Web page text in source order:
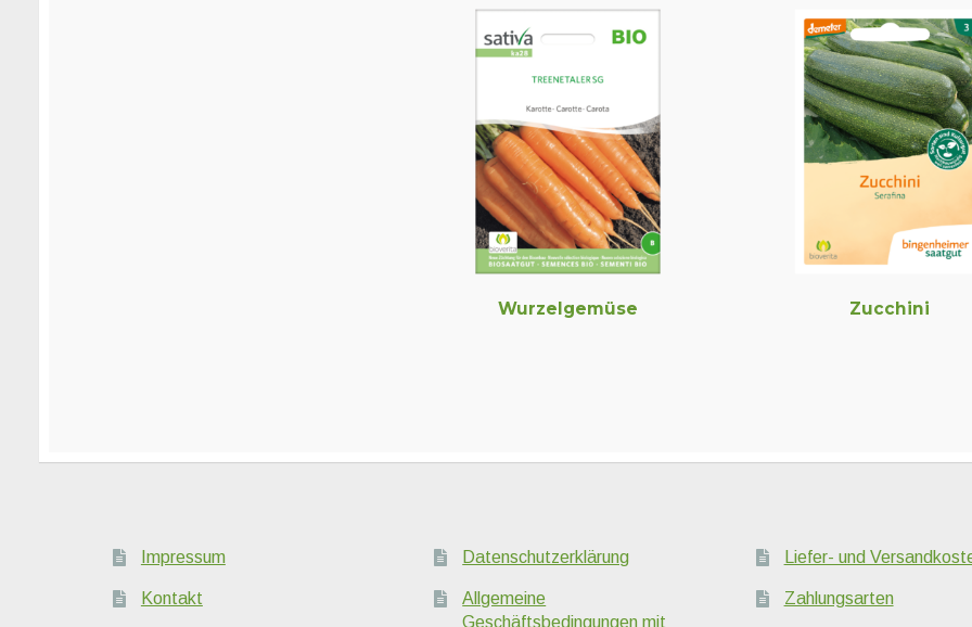
Wurzelgemüse Zucchini
Impressum
Kontakt
Datenschutzerklärung
Allgemeine
Geschäftsbedingungen mit
Liefer- und
Zahlungsarten